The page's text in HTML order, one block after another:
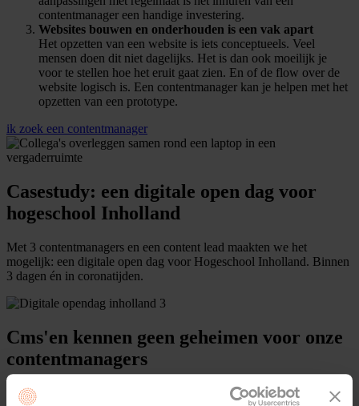
contentmanager een handige investering.
Websites bouwen en onderhouden is een vak apart
Het opzetten van een website is iets conceptueels. Veel
mensen doen dit niet dagelijks. Het is dan ook moeilijk je
voor te stellen hoe het eruit gaat zien. En of de flow over de
website logisch is. Een contentmanager kan je helpen met het
opzetten van een prototype.
ik zoek een contentmanager
Casestudy: een digitale open dag voor
hogeschool Inholland
Met 3 contentmanagers en een content lead maakten we het
mogelijk: een digitale open dag voor Hogeschool Inholland. Binnen
3 dagen én in coronatijden.
Cms'en kennen geen geheimen voor onze
contentmanagers
Het ene cms is het andere niet. Sommige